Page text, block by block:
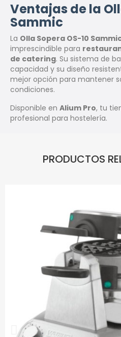
Ventajas de la
Sammic
La Olla Sopera OS-10
imprescindible para
de catering. Su sistema de
capacidad y su diseño
mejor opción para mantener
condiciones.
Disponible en Alium Pro, tu
profesional para hostelería.
PRODUCTOS